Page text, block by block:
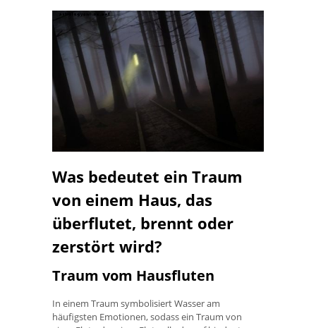
Was bedeutet ein Traum
von einem Haus, das
überflutet, brennt oder
zerstört wird?
Traum vom Hausfluten
In einem Traum symbolisiert Wasser am
häufigsten Emotionen, sodass ein Traum von